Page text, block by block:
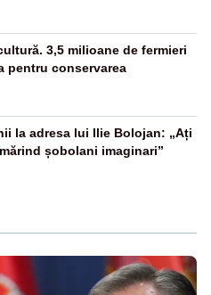
3,5 milioane de fermieri
pentru conservarea
la adresa lui Ilie Bolojan: „Ați
șobolani imaginari”